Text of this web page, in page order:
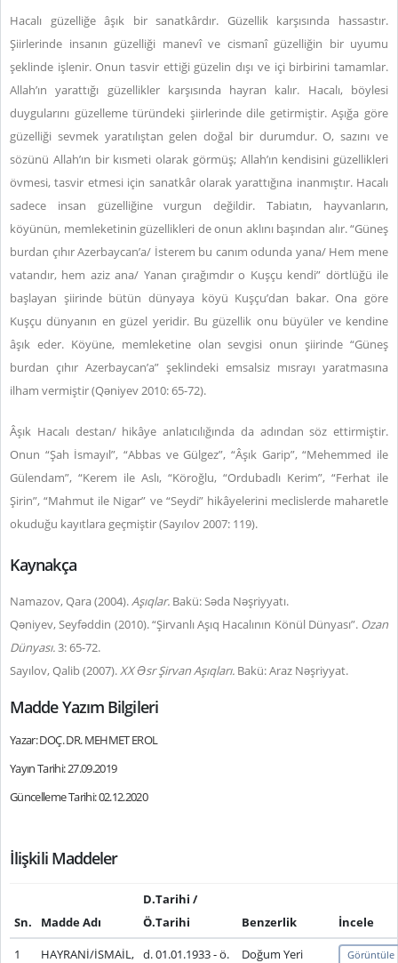
Hacalı güzelliğe âşık bir sanatkârdır. Güzellik karşısında hassastır.
Şiirlerinde insanın güzelliği manevî ve cismanî güzelliğin bir uyumu
şeklinde işlenir. Onun tasvir ettiği güzelin dışı ve içi birbirini tamamlar.
Allah’ın yarattığı güzellikler karşısında hayran kalır. Hacalı, böylesi
duygularını güzelleme türündeki şiirlerinde dile getirmiştir. Aşığa göre
güzelliği sevmek yaratılıştan gelen doğal bir durumdur. O, sazını ve
sözünü Allah’ın bir kısmeti olarak görmüş; Allah’ın kendisini güzellikleri
övmesi, tasvir etmesi için sanatkâr olarak yarattığına inanmıştır. Hacalı
sadece insan güzelliğine vurgun değildir. Tabiatın, hayvanların,
köyünün, memleketinin güzellikleri de onun aklını başından alır. “Güneş
burdan çıhır Azerbaycan’a/ İsterem bu canım odunda yana/ Hem mene
vatandır, hem aziz ana/ Yanan çırağımdır o Kuşçu kendi” dörtlüğü ile
başlayan şiirinde bütün dünyaya köyü Kuşçu’dan bakar. Ona göre
Kuşçu dünyanın en güzel yeridir. Bu güzellik onu büyüler ve kendine
âşık eder. Köyüne, memleketine olan sevgisi onun şiirinde “Güneş
burdan çıhır Azerbaycan’a” şeklindeki emsalsiz mısrayı yaratmasına
ilham vermiştir (Qəniyev 2010: 65-72).
Âşık Hacalı destan/ hikâye anlatıcılığında da adından söz ettirmiştir.
Onun “Şah İsmayıl”, “Abbas ve Gülgez”, “Âşık Garip”, “Mehemmed ile
Gülendam”, “Kerem ile Aslı, “Köroğlu, “Ordubadlı Kerim”, “Ferhat ile
Şirin”, “Mahmut ile Nigar” ve “Seydi” hikâyelerini meclislerde maharetle
okuduğu kayıtlara geçmiştir (Sayılov 2007: 119).
Kaynakça
Namazov, Qara (2004).Aşıqlar. Bakü: Səda Nəşriyyatı.
Qəniyev, Seyfəddin (2010). “Şirvanlı Aşıq Hacalının Könül Dünyası”. Ozan
Dünyası.3: 65-72.
Sayılov, Qalib (2007).XX Əsr Şirvan Aşıqları. Bakü: Araz Nəşriyyat.
Madde Yazım Bilgileri
Yazar: DOÇ. DR. MEHMET EROL
Yayın Tarihi: 27.09.2019
Güncelleme Tarihi: 02.12.2020
İlişkili Maddeler
Sn. Madde Adı
D.Tarihi /
Ö.Tarihi
Benzerlik
İncele
1
HAYRANİ/İSMAİL, d. 01.01.1933 - ö.
Doğum Yeri Görüntüle